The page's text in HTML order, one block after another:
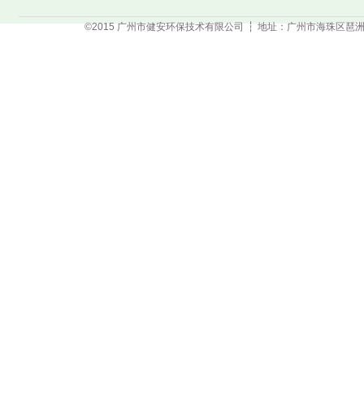
©2015 广州市健安环保技术有限公司 ┆ 地址：广州市海珠区琶